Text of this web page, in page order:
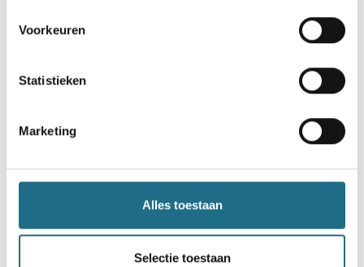
Voorkeuren
Statistieken
Marketing
Alles toestaan
Selectie toestaan
ballonvaart
Neem deel